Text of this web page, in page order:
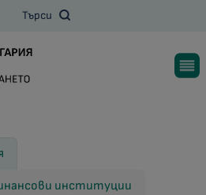
Търси
институции